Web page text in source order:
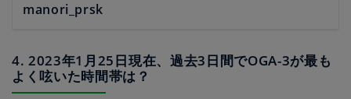
manori_prsk
4. 2023年1月25日現在、過去3日間でOGA-3が最も
よく呟いた時間帯は？